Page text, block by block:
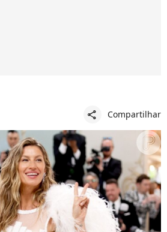
share Compartilhar